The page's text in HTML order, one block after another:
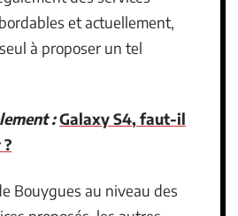
et actuellement,
à proposer un tel
:Galaxy S4, faut-il
Bouygues au niveau des